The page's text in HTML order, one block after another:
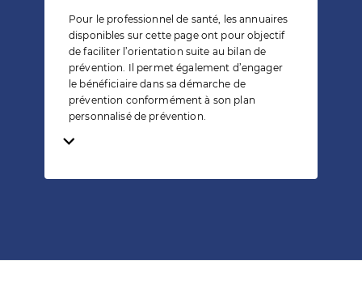
Pour le professionnel de santé, les annuaires
disponibles sur cette page ont pour objectif
de faciliter l’orientation suite au bilan de
prévention. Il permet également d’engager
le bénéficiaire dans sa démarche de
prévention conformément à son plan
personnalisé de prévention.
Temps de lecture